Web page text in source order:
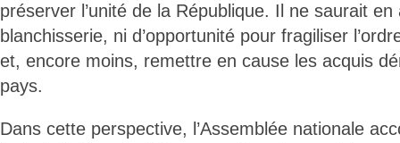
préserver l’unité de la République. Il ne saurait
blanchisserie, ni d’opportunité pour fragiliser
et, encore moins, remettre en cause les acquis
pays.
Dans cette perspective, l’Assemblée nationale